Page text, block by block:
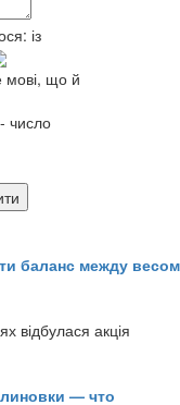
із
мові, що й
число
баланс между весом
відбулася акція
— что